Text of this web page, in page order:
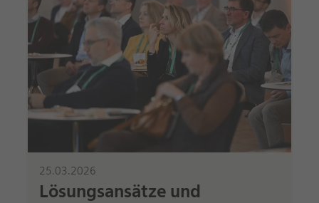
25.03.2026
Lösungsansätze und